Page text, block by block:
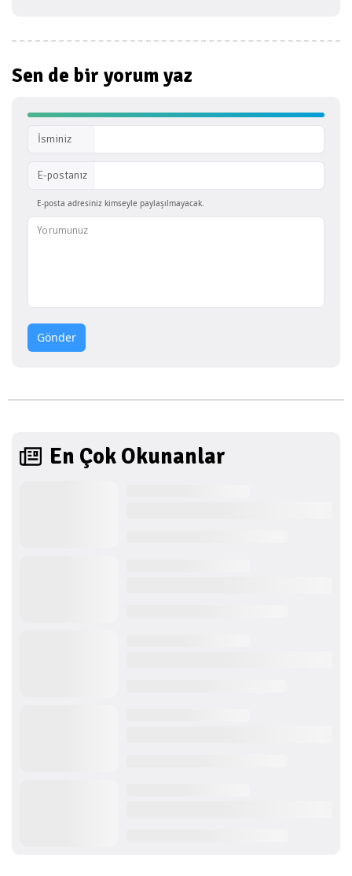
Sen de bir yorum yaz
İsminiz
E-postanız
E-posta adresiniz kimseyle paylaşılmayacak.
Gönder
En Çok Okunanlar